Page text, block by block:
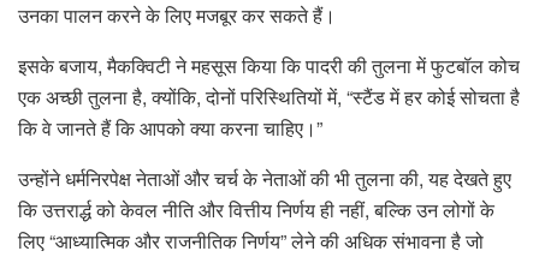
उनका पालन करने के लिए मजबूर कर सकते हैं।
इसके बजाय, मैकक्विटी ने महसूस किया कि पादरी की तुलना में फुटबॉल कोच
एक अच्छी तुलना है, क्योंकि, दोनों परिस्थितियों में, “स्टैंड में हर कोई सोचता है
कि वे जानते हैं कि आपको क्या करना चाहिए।”
उन्होंने धर्मनिरपेक्ष नेताओं और चर्च के नेताओं की भी तुलना की, यह देखते हुए
कि उत्तरार्द्ध को केवल नीति और वित्तीय निर्णय ही नहीं, बल्कि उन लोगों के
लिए “आध्यात्मिक और राजनीतिक निर्णय” लेने की अधिक संभावना है जो